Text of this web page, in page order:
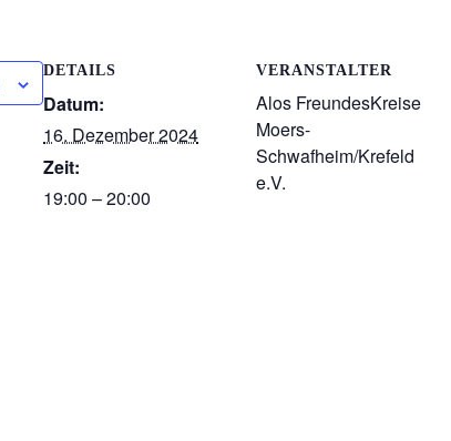
DETAILS
Datum:
16. Dezember 2024
Zeit:
19:00 – 20:00
VERANSTALTER
Alos FreundesKreise
Moers-
Schwafheim/Krefeld
e.V.